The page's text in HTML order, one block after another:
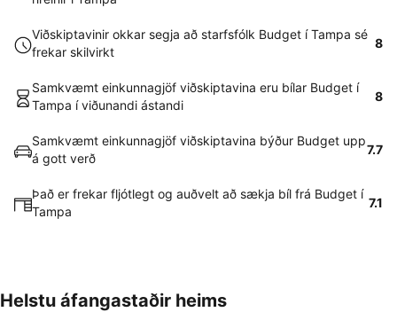
Viðskiptavinir okkar segja að starfsfólk Budget í Tampa sé
frekar skilvirkt
8
Samkvæmt einkunnagjöf viðskiptavina eru bílar Budget í
Tampa í viðunandi ástandi
8
Samkvæmt einkunnagjöf viðskiptavina býður Budget upp
á gott verð
7.7
Það er frekar fljótlegt og auðvelt að sækja bíl frá Budget í
Tampa
7.1
Helstu áfangastaðir heims